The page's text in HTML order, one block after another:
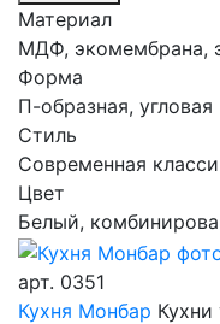
Материал
МДФ, экомембрана,
Форма
П-образная, угловая
Стиль
Современная
Цвет
Белый,
арт. 0351
Кухня Монбар